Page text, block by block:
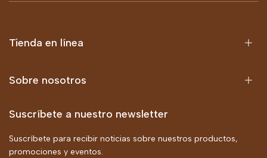
Tienda en línea
Sobre nosotros
Suscríbete a nuestro newsletter
Suscríbete para recibir noticias sobre nuestros productos,
promociones y eventos.